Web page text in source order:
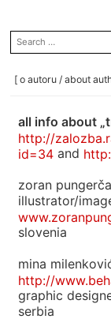
search
for:
[ o autoru / about
all info about
http://
id=34 and
zoran
illustrator/
slovenia
mina
http://
graphic
serbia